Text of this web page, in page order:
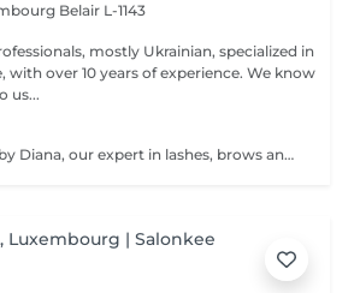
Belair L-1143
mostly Ukrainian, specialized in
over 10 years of experience. We know
us...
Service performed by Diana, our expert in lashes, brows and hair removal, with over 10 years of experience, ensuring precision and high-quality results.